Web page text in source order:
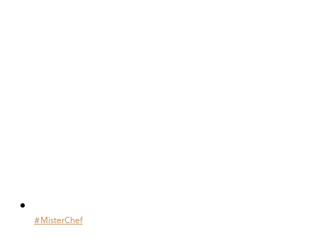
#MisterChef